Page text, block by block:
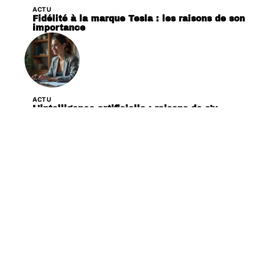
ACTU
Fidélité à la marque Tesla : les raisons de son
importance
ACTU
L’intelligence artificielle : raisons de s’y